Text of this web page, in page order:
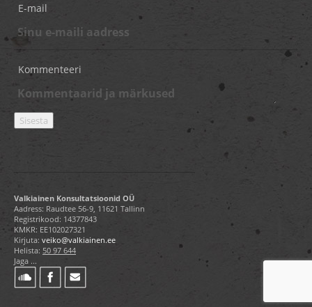
E-mail
Kommenteeri
Valkiainen Konsultatsioonid OÜ
Aadress: Raudtee 56-9, 11621 Tallinn
Registrikood: 14377843
KMKR: EE102027321
Kirjuta: veiko@valkiainen.ee
Helista: 50 97 644
Jaga ...